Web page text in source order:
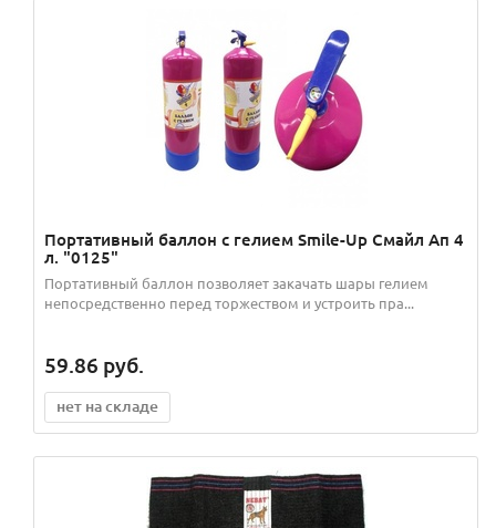
Портативный баллон с гелием Smile-Up Смайл Ап 4
л. "0125"
Портативный баллон позволяет закачать шары гелием
непосредственно перед торжеством и устроить пра...
59.86 руб.
нет на складе